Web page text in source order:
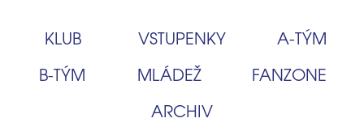
KLUB VSTUPENKY
A‑TÝM
B‑TÝM
MLÁDEŽ
FANZONE
ARCHIV